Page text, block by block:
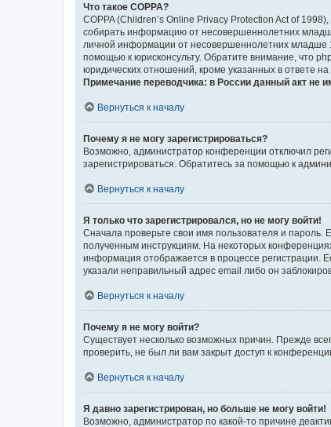
Что такое COPPA?
COPPA (Children’s Online Privacy Protection Act of
собирать информацию от несовершеннолетних
личной информации от несовершеннолетних младше
помощью к юрисконсульту. Обратите внимание, что
юридических отношений, кроме указанных в ответе
Примечание переводчика: в России данный акт не
Вернуться к началу
Почему я не могу зарегистрироваться?
Возможно, администратор конференции отключил
зарегистрироваться. Обратитесь за помощью к
Вернуться к началу
Я только что зарегистрировался, но не могу войти!
Сначала проверьте свои имя пользователя и пароль.
полученным инструкциям. На некоторых
информация отображается в процессе регистрации.
указали неправильный адрес email либо он
Вернуться к началу
Почему я не могу войти?
Существует несколько возможных причин. Прежде
проверить, не был ли вам закрыт доступ к
Вернуться к началу
Я давно зарегистрирован, но больше не могу войти!
Возможно, администратор по какой-то причине